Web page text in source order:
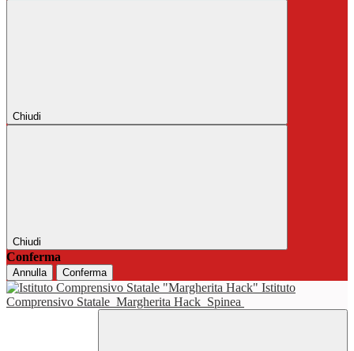
Chiudi
Chiudi
Conferma
Annulla Conferma
Istituto
Comprensivo Statale Margherita Hack Spinea